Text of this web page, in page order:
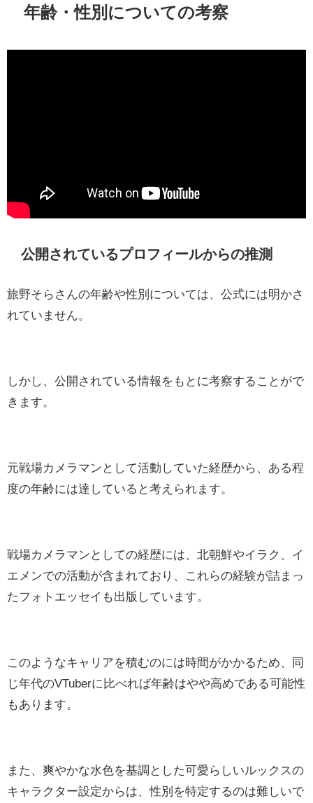
年齢・性別についての考察
公開されているプロフィールからの推測
旅野そらさんの年齢や性別については、公式には明かさ
れていません。
しかし、公開されている情報をもとに考察することがで
きます。
元戦場カメラマンとして活動していた経歴から、ある程
度の年齢には達していると考えられます。
戦場カメラマンとしての経歴には、北朝鮮やイラク、イ
エメンでの活動が含まれており、これらの経験が詰まっ
たフォトエッセイも出版しています。
このようなキャリアを積むのには時間がかかるため、同
じ年代のVTuberに比べれば年齢はやや高めである可能性
もあります。
また、爽やかな水色を基調とした可愛らしいルックスの
キャラクター設定からは、性別を特定するのは難しいで